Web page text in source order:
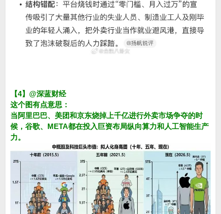
【4】@深蓝财经
这个图有点意思：
当阿里巴巴、美团和京东烧掉上千亿进行外卖市场争夺的时
候，谷歌、META都在投入巨资布局纵向算力和人工智能生产
力。